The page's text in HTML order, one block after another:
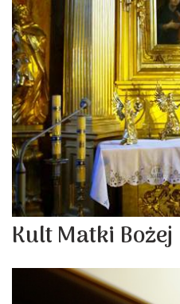
Kult Matki Bożej